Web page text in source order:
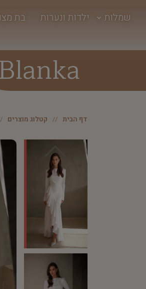
שמלות ילדות ונערות בת
Blanka
דף הבית קטלוג מוצרים